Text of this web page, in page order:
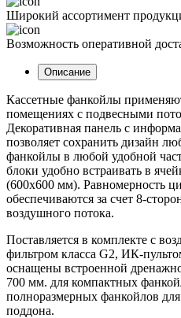
Широкий ассортимент
Возможность оперативной
Описание
Кассетные фанкойлы
помещениях с подвесными
Декоративная панель с
позволяет сохранить дизайн
фанкойлы в любой удобной
блоки удобно встраивать в
(600х600 мм). Равномерность
обеспечиваются за счет 8-
воздушного потока.
Поставляется в комплекте с
фильтром класса G2, ИК-
оснащены встроенной
700 мм. для компактных
полноразмерных фанкойлов для
поддона.